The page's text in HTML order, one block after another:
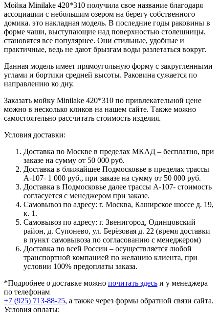
Мойка Minilake 420*310 получила свое название благодаря
ассоциации с небольшим озером на берегу собственного
домика. это накладная модель. В последние годы раковины в
форме чаши, выступающие над поверхностью столешницы,
становятся все популярнее. Они стильные, удобные и
практичные, ведь не дают брызгам воды разлетаться вокруг.
Данная модель имеет прямоугольную форму с закругленными
углами и бортики средней высоты. Раковина сужается по
направлению ко дну.
Заказать мойку Minilake 420*310 по привлекательной цене
можно в несколько кликов на нашем сайте. Также можно
самостоятельно рассчитать стоимость изделия.
Условия доставки:
Доставка по Москве в пределах МКАД – бесплатно, при
заказе на сумму от 50 000 руб.
Доставка в ближайшее Подмосковье в пределах трассы
А-107- 1 000 руб., при заказе на сумму от 50 000 руб.
Доставка в Подмосковье далее трассы А-107- стоимость
согласуется с менеджером при заказе.
Самовывоз по адресу: г. Москва, Каширское шоссе д. 19,
к. 1.
Самовывоз по адресу: г. Звенигород, Одинцовский
район, д. Супонево, ул. Берёзовая д. 22 (время доставки
в пункт самовывоза по согласованию с менеджером)
Доставка по всей России – осуществляется любой
транспортной компанией по желанию клиента, при
условии 100% предоплаты заказа.
*Подробнее о доставке можно почитать здесь и у менеджера
по телефонам
+7 (925) 713-88-25, а также через формы обратной связи сайта.
Условия оплаты: